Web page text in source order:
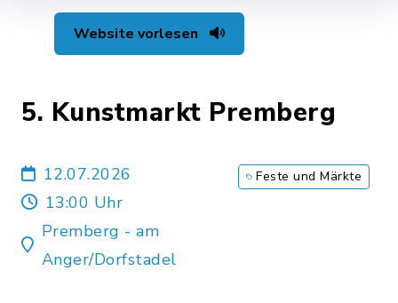
Website vorlesen
5. Kunstmarkt Premberg
12.07.2026
13:00 Uhr
Premberg - am
Anger/Dorfstadel
Feste und Märkte